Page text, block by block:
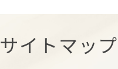
サイトマップ